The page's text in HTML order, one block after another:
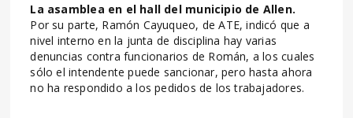
La asamblea en el hall del municipio de Allen.
Por su parte, Ramón Cayuqueo, de ATE, indicó que a
nivel interno en la junta de disciplina hay varias
denuncias contra funcionarios de Román, a los cuales
sólo el intendente puede sancionar, pero hasta ahora
no ha respondido a los pedidos de los trabajadores.